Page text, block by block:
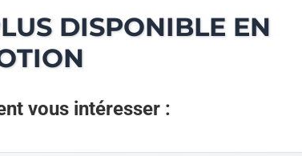
DISPONIBLE EN
vous intéresser :